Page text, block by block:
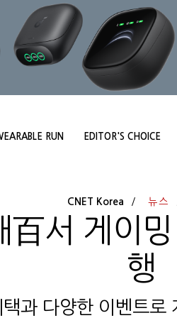
RUN EDITOR'S CHOICE
CNET Korea 뉴스
百서 게이
행
과 다양한 이벤트로